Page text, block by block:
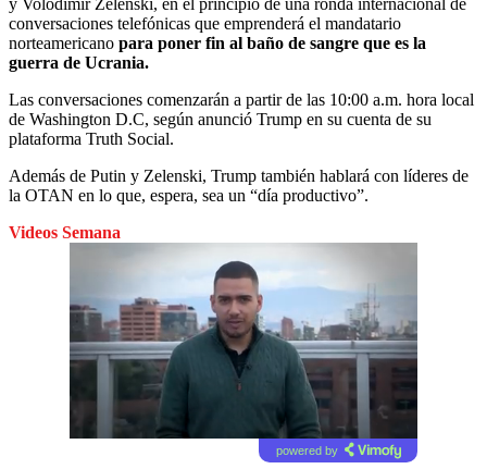
conversaciones telefónicas que emprenderá el mandatario
norteamericano para poner fin al baño de sangre que es la
guerra de Ucrania.
Las conversaciones comenzarán a partir de las 10:00 a.m. hora local
de Washington D.C, según anunció Trump en su cuenta de su
plataforma Truth Social.
Además de Putin y Zelenski, Trump también hablará con líderes de
la OTAN en lo que, espera, sea un “día productivo”.
Videos Semana
powered by